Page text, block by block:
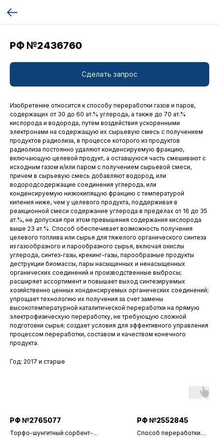
РФ №2436760
Сделать запрос
Изобретение относится к способу переработки газов и паров,
содержащих от 30 до 60 ат.% углерода, а также до 70 ат.%
кислорода и водорода, путем воздействия ускоренными
электронами на содержащую их сырьевую смесь с получением
продуктов радиолиза, в процессе которого из продуктов
радиолиза постоянно удаляют конденсируемую фракцию,
включающую целевой продукт, а оставшуюся часть смешивают с
исходным газом и/или паром с получением сырьевой смеси,
причем в сырьевую смесь добавляют водород, или
водородсодержащие соединения углерода, или
конденсируемую низкокипящую фракцию с температурой
кипения ниже, чем у целевого продукта, поддерживая в
реакционной смеси содержание углерода в пределах от 16 до 35
ат.%, не допуская при этом превышения содержания кислорода
выше 23 ат.%. Способ обеспечивает возможность получения
целевого топлива или сырья для тяжелого органического синтеза
из газообразного и парообразного сырья, включая окислы
углерода, синтез-газы, крекинг-газы, парообразные продукты
деструкции биомассы, пары насыщенных и ненасыщенных
органических соединений и производственные выбросы;
расширяет ассортимент и повышает выход синтезируемых
хозяйственно ценных конденсируемых органических соединений;
упрощает технологию их получения за счет замены
высокотемпературной каталитической переработки на прямую
электрофизическую переработку, не требующую сложной
подготовки сырья; создает условия для эффективного управления
процессом переработки, составом и качеством конечного
продукта.
Год: 2017 и старше
РФ №2765077
Торфо-шунгитный сорбент-
РФ №2552845
Способ переработки